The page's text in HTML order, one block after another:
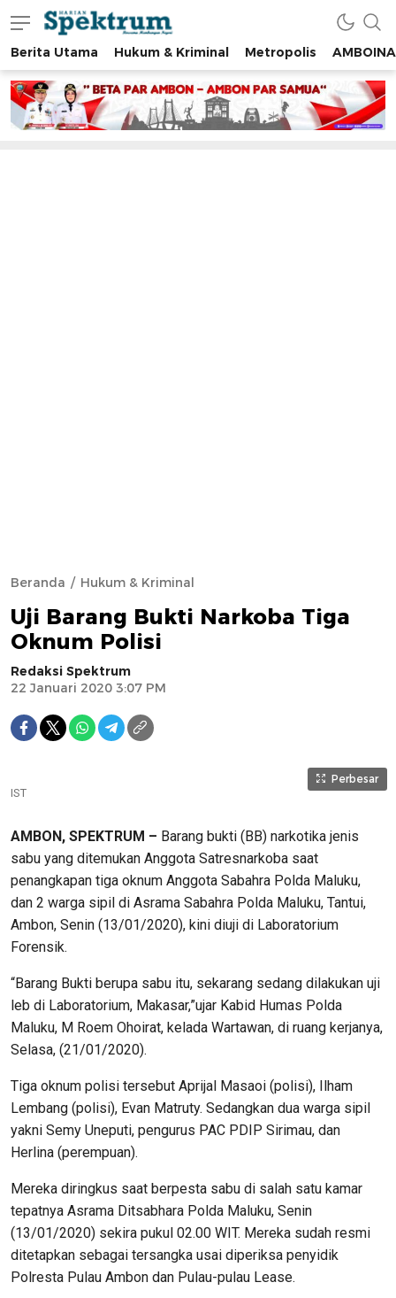
spektrumonline.com
Berita Utama Hukum & Kriminal Metropolis AMBOINA
Beranda Hukum & Kriminal
Uji Barang Bukti Narkoba Tiga
Oknum Polisi
Redaksi Spektrum
22 Januari 2020 3:07 PM
Perbesar
IST
AMBON, SPEKTRUM – Barang bukti (BB) narkotika jenis
sabu yang ditemukan Anggota Satresnarkoba saat
penangkapan tiga oknum Anggota Sabahra Polda Maluku,
dan 2 warga sipil di Asrama Sabahra Polda Maluku, Tantui,
Ambon, Senin (13/01/2020), kini diuji di Laboratorium
Forensik.
“Barang Bukti berupa sabu itu, sekarang sedang dilakukan uji
leb di Laboratorium, Makasar,”ujar Kabid Humas Polda
Maluku, M Roem Ohoirat, kelada Wartawan, di ruang kerjanya,
Selasa, (21/01/2020).
Tiga oknum polisi tersebut Aprijal Masaoi (polisi), Ilham
Lembang (polisi), Evan Matruty. Sedangkan dua warga sipil
yakni Semy Uneputi, pengurus PAC PDIP Sirimau, dan
Herlina (perempuan).
Mereka diringkus saat berpesta sabu di salah satu kamar
tepatnya Asrama Ditsabhara Polda Maluku, Senin
(13/01/2020) sekira pukul 02.00 WIT. Mereka sudah resmi
ditetapkan sebagai tersangka usai diperiksa penyidik
Polresta Pulau Ambon dan Pulau-pulau Lease.